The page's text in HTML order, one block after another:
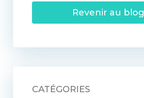
Revenir au blog
CATÉGORIES